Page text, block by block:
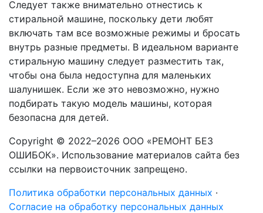
Следует также внимательно отнестись к
стиральной машине, поскольку дети любят
включать там все возможные режимы и бросать
внутрь разные предметы. В идеальном варианте
стиральную машину следует разместить так,
чтобы она была недоступна для маленьких
шалунишек. Если же это невозможно, нужно
подбирать такую модель машины, которая
безопасна для детей.
Copyright © 2022–2026 ООО «РЕМОНТ БЕЗ
ОШИБОК». Использование материалов сайта без
ссылки на первоисточник запрещено.
Политика обработки персональных данных ·
Согласие на обработку персональных данных